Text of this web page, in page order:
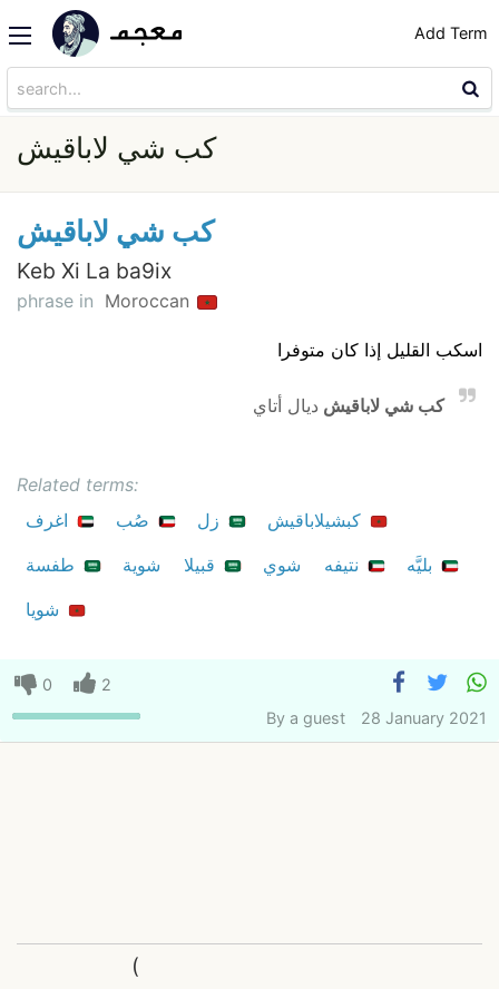
Add Term
كب شي لاباقيش
كب شي لاباقيش
Keb Xi La ba9ix
phrase in Moroccan
اسكب القليل إذا كان متوفرا
كب شي لاباقيش ديال أتاي
Related terms:
اغرف
صُب زل
كبشيلاباقيش
طفسة
شوية قبيلا شوي نتيفه
بليَّه
شويا
0
2
By a guest 28 January 2021
(